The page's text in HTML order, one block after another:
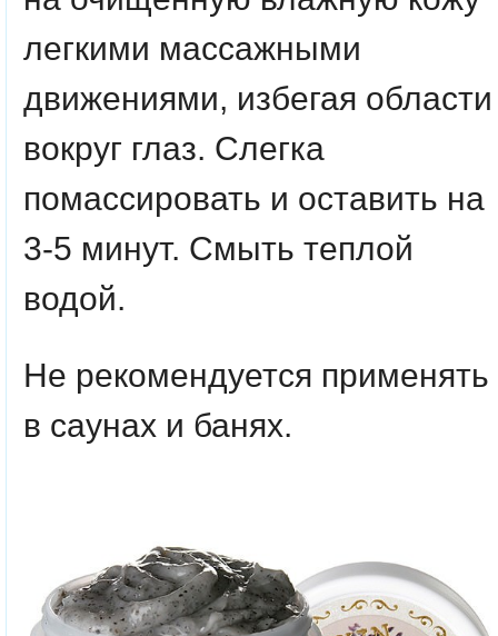
легкими массажными
движениями, избегая области
вокруг глаз. Слегка
помассировать и оставить на
3-5 минут. Смыть теплой
водой.
Не рекомендуется применять
в саунах и банях.